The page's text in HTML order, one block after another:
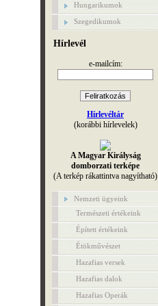
Hungarikumok
Szegedikumok
Hírlevél
e-mailcím:
Hírlevéltár
(korábbi hírlevelek)
A Magyar Királyság
domborzati terképe
(A terkép rákattintva nagyítható)
Nemzeti ügyeink
Természeti értékeink
Épített értékeink
Étökművészet
Hazafias versek
Hazafias dalok
Hazafias Operák